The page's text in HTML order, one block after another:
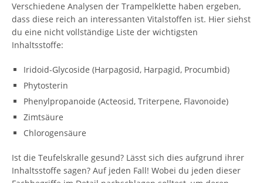
Verschiedene Analysen der Trampelklette haben ergeben,
dass diese reich an interessanten Vitalstoffen ist. Hier siehst
du eine nicht vollständige Liste der wichtigsten
Inhaltsstoffe:
Iridoid-Glycoside (Harpagosid, Harpagid, Procumbid)
Phytosterin
Phenylpropanoide (Acteosid, Triterpene, Flavonoide)
Zimtsäure
Chlorogensäure
Ist die Teufelskralle gesund? Lässt sich dies aufgrund ihrer
Inhaltsstoffe sagen? Auf jeden Fall! Wobei du jeden dieser